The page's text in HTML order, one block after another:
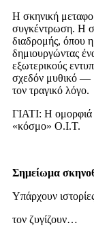
Η σκηνική
συγκέντρωση. Η
διαδρομής, όπου
δημιουργώντας
εξωτερικούς
σχεδόν μυθικό —
τον τραγικό λόγο.
ΓΙΑΤΙ: Η ομορφιά
«κόσμο» Ο.Ι.Τ.
Σημείωμα
Υπάρχουν
τον ζυγίζουν…